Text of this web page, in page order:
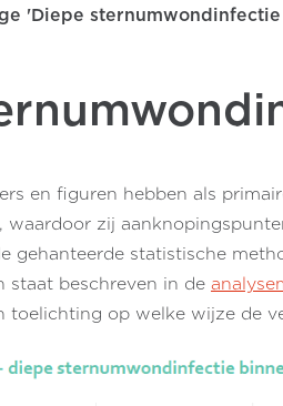
'Diepe
en figuren hebben als
waardoor zij
gehanteerde statistische
staat beschreven in de
toelichting op welke wijze de